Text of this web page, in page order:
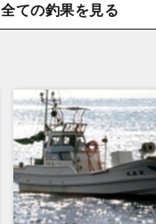
全ての釣果を見る